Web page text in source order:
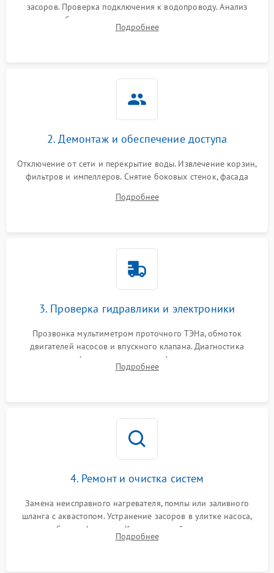
засоров. Проверка подключения к водопроводу. Анализ
жалоб на отсутствие слива, нагрева, вращения
разбрызгивателей или срабатывание системы защиты
Подробнее
2. Демонтаж и обеспечение доступа
Отключение от сети и перекрытие воды. Извлечение корзин,
фильтров и импеллеров. Снятие боковых стенок, фасада
циркуляционному насосу, ТЭНу и сливной помпе.
Подробнее
3. Проверка гидравлики и электроники
Прозвонка мультиметром проточного ТЭНа, обмоток
двигателей насосов и впускного клапана. Диагностика
прессостата (датчика уровня воды), датчика мутности,
концевика дверцы и электронного модуля управления.
Подробнее
4. Ремонт и очистка систем
Замена неисправного нагревателя, помпы или заливного
шланга с аквастопом. Устранение засоров в улитке насоса,
патрубках и фильтрах. Компонентный ремонт платы
управления, восстановление поврежденной проводки.
Подробнее